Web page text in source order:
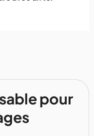
pour